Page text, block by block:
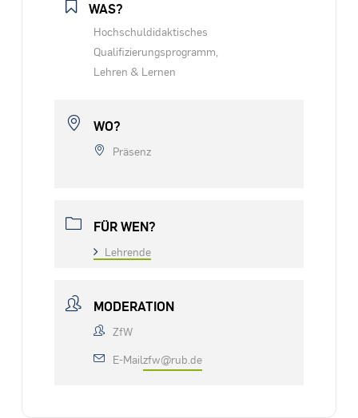
WAS?
Hochschuldidaktisches
Qualifizierungsprogramm,
Lehren & Lernen
WO?
Präsenz
FÜR WEN?
Lehrende
MODERATION
ZfW
E-Mailzfw@rub.de